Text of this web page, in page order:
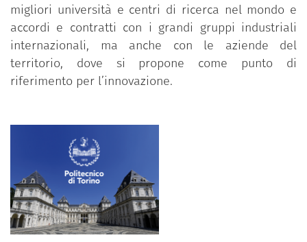
migliori università e centri di ricerca nel mondo e
accordi e contratti con i grandi gruppi industriali
internazionali, ma anche con le aziende del
territorio, dove si propone come punto di
riferimento per l’innovazione.